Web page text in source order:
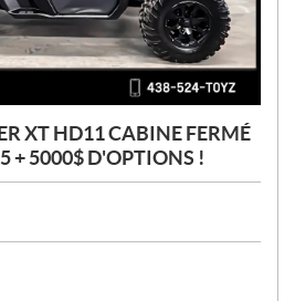
XT HD11 CABINE FERMÉ
+ 5000$ D'OPTIONS !